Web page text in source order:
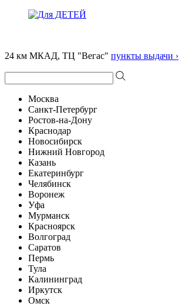
24 км МКАД, ТЦ "Вегас" пункты выдачи ›
Москва
Санкт-Петербург
Ростов-на-Дону
Краснодар
Новосибирск
Нижний Новгород
Казань
Екатеринбург
Челябинск
Воронеж
Уфа
Мурманск
Красноярск
Волгоград
Саратов
Пермь
Тула
Калининград
Иркутск
Омск